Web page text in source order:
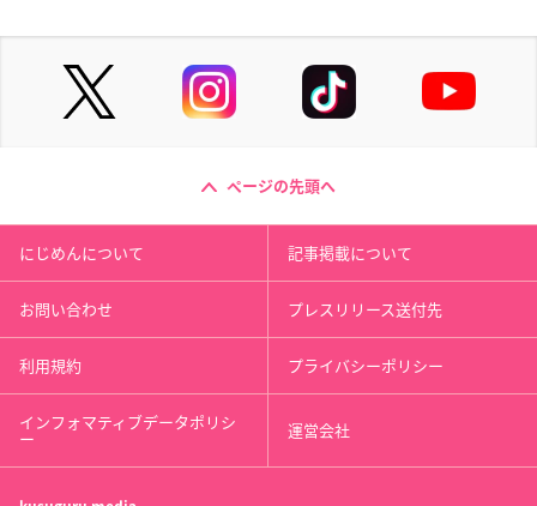
ページの先頭へ
にじめんについて 記事掲載について
お問い合わせ プレスリリース送付先
利用規約 プライバシーポリシー
インフォマティブデータポリシ
ー 運営会社